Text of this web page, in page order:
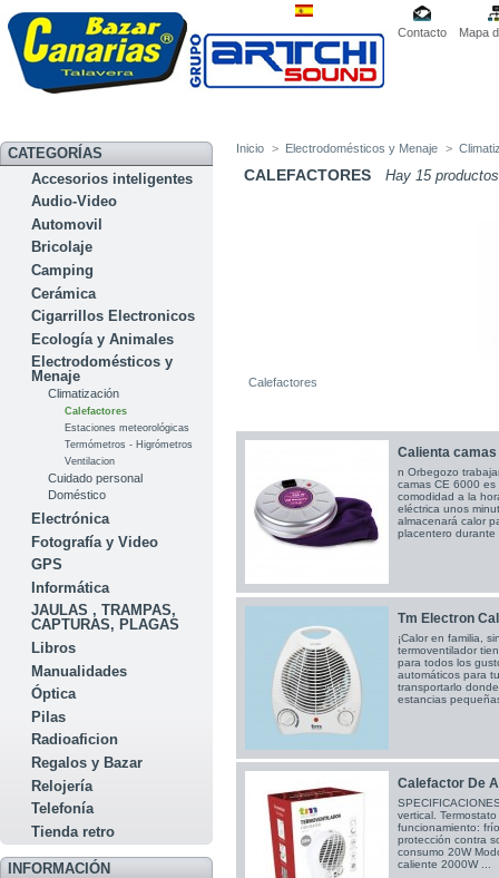
Contacto Mapa
CATEGORÍAS
Accesorios inteligentes
Audio-Video
Automovil
Bricolaje
Camping
Cerámica
Cigarrillos Electronicos
Ecología y Animales
Electrodomésticos y
Menaje
Climatización
Calefactores
Estaciones meteorológicas
Termómetros - Higrómetros
Ventilacion
Cuidado personal
Doméstico
Electrónica
Fotografía y Video
GPS
Informática
JAULAS , TRAMPAS,
CAPTURAS, PLAGAS
Libros
Manualidades
Óptica
Pilas
Radioaficion
Regalos y Bazar
Relojería
Telefonía
Tienda retro
INFORMACIÓN
Inicio > Electrodomésticos y Menaje >
CALEFACTORES Hay 15 productos
Calefactores
Calienta camas
n Orbegozo
camas CE 6000
comodidad a la
eléctrica unos
almacenará calor
placentero durante
Tm Electron
¡Calor en familia,
termoventilador
para todos los
automáticos para
transportarlo
estancias
Calefactor De
vertical.
funcionamiento:
protección contra
consumo 20W
caliente 2000W ...